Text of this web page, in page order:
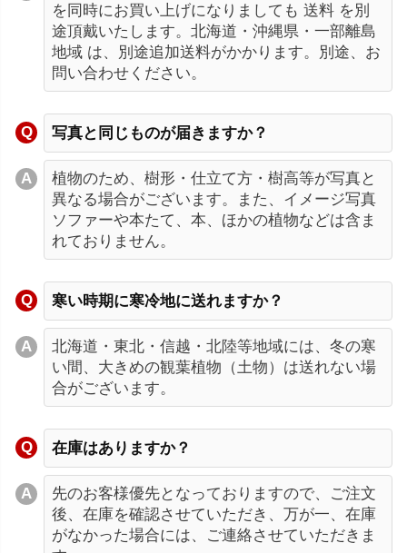
を同時にお買い上げになりましても 送料 を別
途頂戴いたします。北海道・沖縄県・一部離島
地域 は、別途追加送料がかかります。別途、お
問い合わせください。
写真と同じものが届きますか？
植物のため、樹形・仕立て方・樹高等が写真と
異なる場合がございます。また、イメージ写真
ソファーや本たて、本、ほかの植物などは含ま
れておりません。
寒い時期に寒冷地に送れますか？
北海道・東北・信越・北陸等地域には、冬の寒
い間、大きめの観葉植物（土物）は送れない場
合がございます。
在庫はありますか？
先のお客様優先となっておりますので、ご注文
後、在庫を確認させていただき、万が一、在庫
がなかった場合には、ご連絡させていただきま